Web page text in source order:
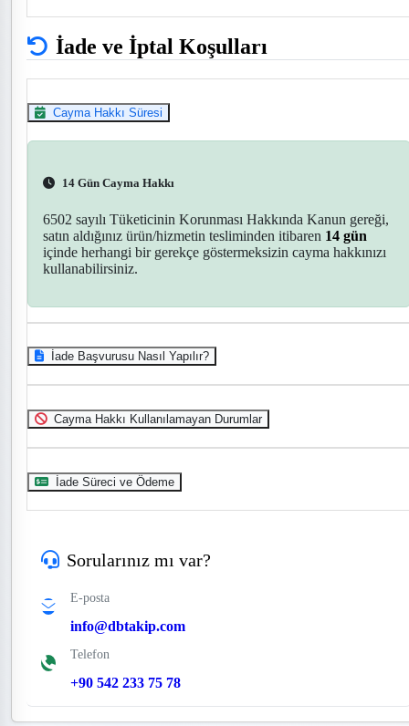
İade ve İptal Koşulları
Cayma Hakkı Süresi
14 Gün Cayma Hakkı
6502 sayılı Tüketicinin Korunması Hakkında Kanun gereği,
satın aldığınız ürün/hizmetin tesliminden itibaren 14 gün
içinde herhangi bir gerekçe göstermeksizin cayma hakkınızı
kullanabilirsiniz.
İade Başvurusu Nasıl Yapılır?
Cayma Hakkı Kullanılamayan Durumlar
İade Süreci ve Ödeme
Sorularınız mı var?
E-posta
info@dbtakip.com
Telefon
+90 542 233 75 78